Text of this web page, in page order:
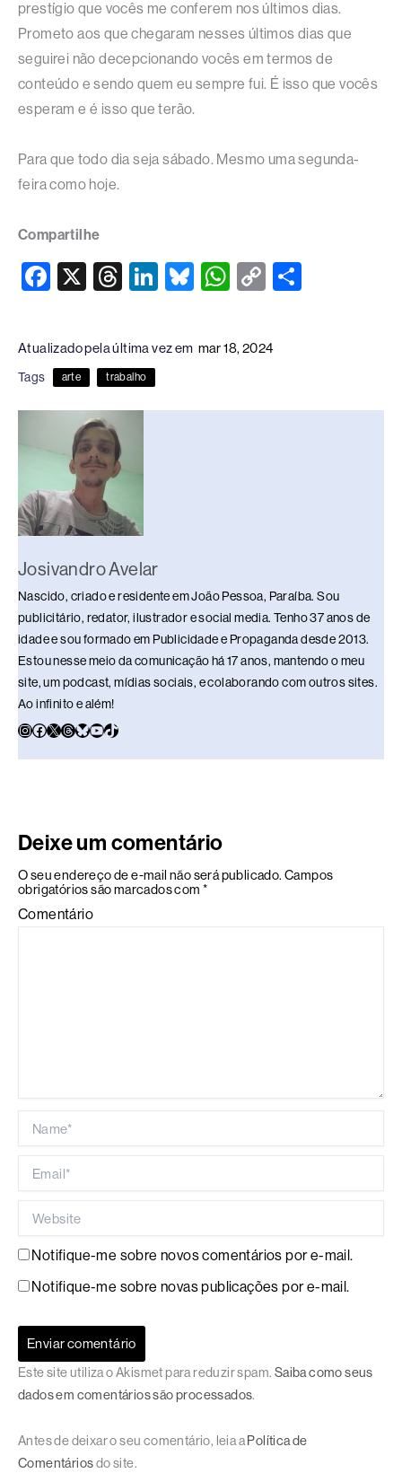
prestígio que vocês me conferem nos últimos dias.
Prometo aos que chegaram nesses últimos dias que
seguirei não decepcionando vocês em termos de
conteúdo e sendo quem eu sempre fui. É isso que vocês
esperam e é isso que terão.
Para que todo dia seja sábado. Mesmo uma segunda-
feira como hoje.
Compartilhe
F
c
e
b
o
o
X
T
e
a
d
s
Li
e
n
Bl
sk
W
at
s
p
C
p
y
n
Atualizado pela última vez em mar 18, 2024
Tags arte trabalho
Josivandro Avelar
Nascido, criado e residente em João Pessoa, Paraíba. Sou
publicitário, redator, ilustrador e social media. Tenho 37 anos de
idade e sou formado em Publicidade e Propaganda desde 2013.
Estou nesse meio da comunicação há 17 anos, mantendo o meu
site, um podcast, mídias sociais, e colaborando com outros sites.
Ao infinito e além!
Deixe um comentário
O seu endereço de e-mail não será publicado. Campos
obrigatórios são marcados com *
Comentário
Notifique-me sobre novos comentários por e-mail.
Notifique-me sobre novas publicações por e-mail.
Este site utiliza o Akismet para reduzir spam. Saiba como seus
dados em comentários são processados.
Antes de deixar o seu comentário, leia a Política de
Comentáriosdo site.